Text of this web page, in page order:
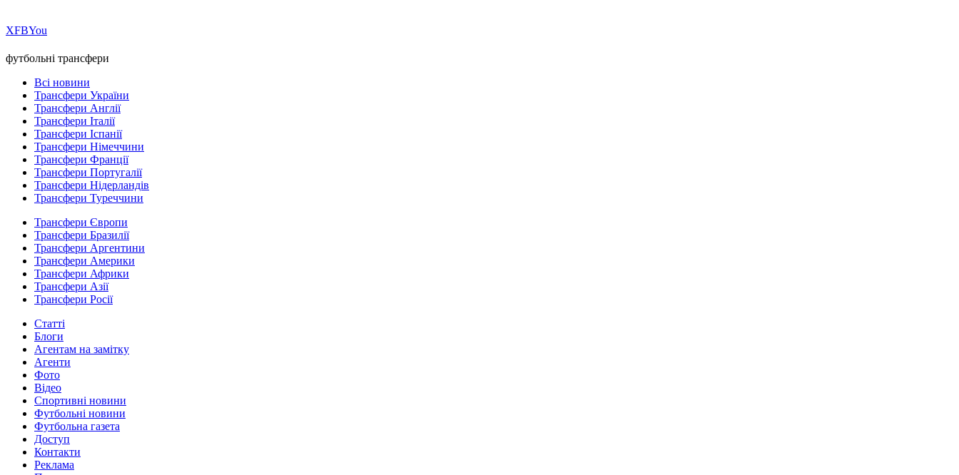
ХFBYou
футбольні трансфери
Всі новини
Трансфери України
Трансфери Англії
Трансфери Італії
Трансфери Іспанії
Трансфери Німеччини
Трансфери Франції
Трансфери Португалії
Трансфери Нідерландів
Трансфери Туреччини
Трансфери Європи
Трансфери Бразилії
Трансфери Аргентини
Трансфери Америки
Трансфери Африки
Трансфери Азії
Трансфери Росії
Статті
Блоги
Агентам на замітку
Агенти
Фото
Відео
Спортивні новини
Футбольні новини
Футбольна газета
Доступ
Контакти
Реклама